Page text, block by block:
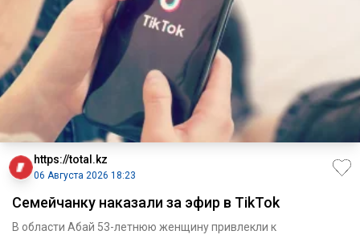
https://total.kz
06 Августа 2026 18:23
Семейчанку наказали за эфир в TikTok
В области Абай 53-летнюю женщину привлекли к